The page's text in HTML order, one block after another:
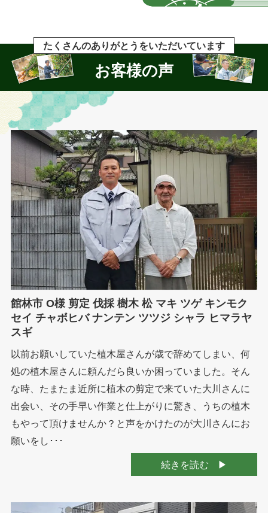
たくさんのありがとうをいただいています
お客様の声
館林市 O様 剪定 伐採 樹木 松 マキ ツゲ キンモク
セイ チャボヒバ ナンテン ツツジ シャラ ヒマラヤ
スギ
以前お願いしていた植木屋さんが歳で辞めてしまい、何
処の植木屋さんに頼んだら良いか困っていました。そん
な時、たまたま近所に植木の剪定で来ていた大川さんに
出会い、その手早い作業と仕上がりに驚き、うちの植木
もやって頂けませんか？と声をかけたのが大川さんにお
願いをし･･･
続きを読む